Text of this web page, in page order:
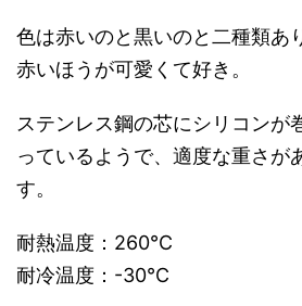
色は赤いのと黒いのと二種類あ
赤いほうが可愛くて好き。
ステンレス鋼の芯にシリコンが
っているようで、適度な重さが
す。
耐熱温度：260℃
耐冷温度：-30℃